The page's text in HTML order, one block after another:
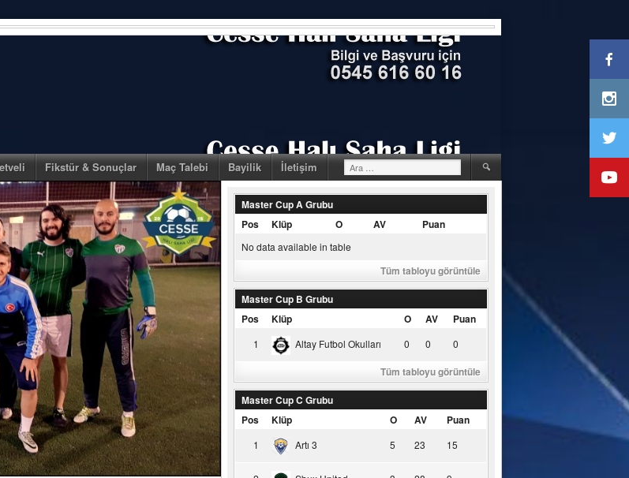
Fikstür & Sonuçlar Maç Talebi Bayilik İletişim Arama:
Master Cup A Grubu
Pos
Klüp O AV Puan
No data available in table
Tüm tabloyu görüntüle
Master Cup B Grubu
Pos
Klüp O AV Puan
1 Altay Futbol Okulları 0 0 0
Tüm tabloyu görüntüle
Master Cup C Grubu
Pos
Klüp O AV Puan
1 Artı 3 5 23 15